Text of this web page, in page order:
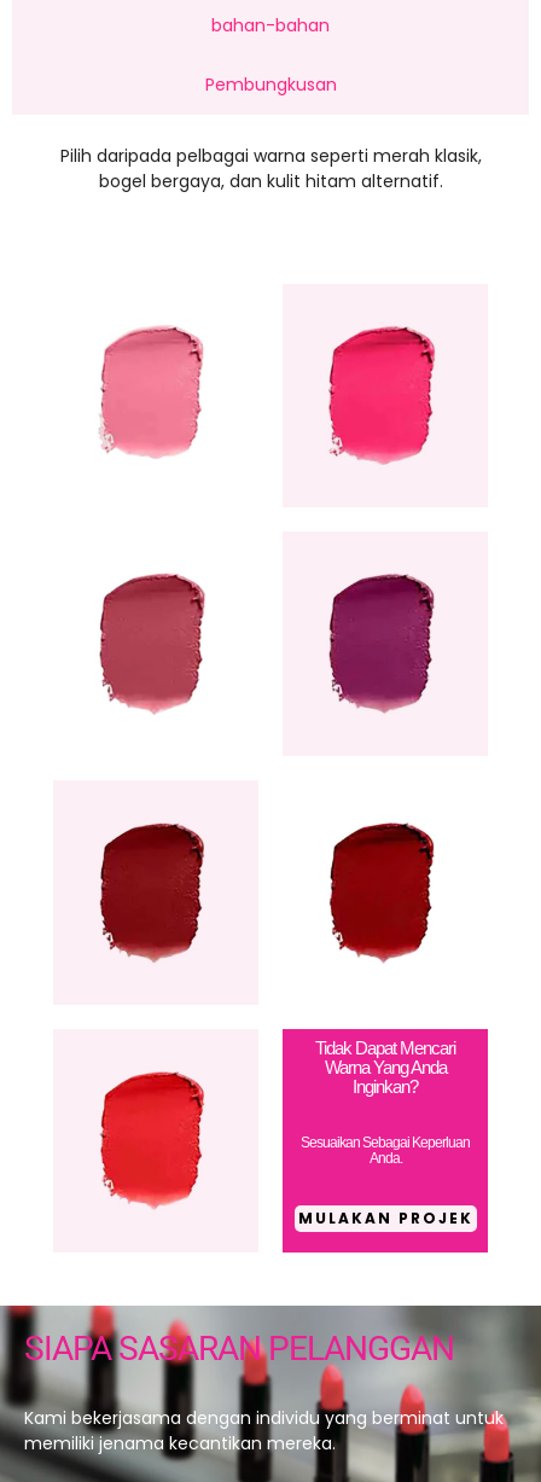
bahan-bahan
Pembungkusan
Pilih daripada pelbagai warna seperti merah klasik,
bogel bergaya, dan kulit hitam alternatif.
Tidak Dapat Mencari
Warna Yang Anda
Inginkan?
Sesuaikan Sebagai Keperluan
Anda.
MULAKAN PROJEK
SIAPA SASARAN PELANGGAN
Kami bekerjasama dengan individu yang berminat untuk
memiliki jenama kecantikan mereka.